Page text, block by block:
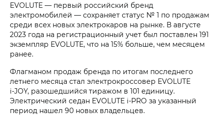
EVOLUTE — первый российский бренд
электромобилей — сохраняет статус № 1 по продажам
среди всех новых электрокаров на рынке. В августе
2023 года на регистрационный учет был поставлен 191
экземпляр EVOLUTE, что на 15% больше, чем месяцем
ранее.
Флагманом продаж бренда по итогам последнего
летнего месяца стал электрокроссовер EVOLUTE
i‑JOY, разошедшийся тиражом в 101 единицу.
Электрический седан EVOLUTE i‑PRO за указанный
период нашел 90 новых владельцев.